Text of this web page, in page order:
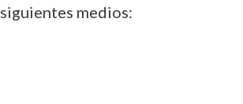
siguientes medios: